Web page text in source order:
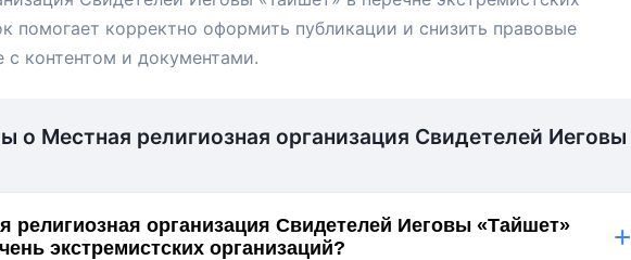
помогает корректно оформить публикации и снизить правовые
с контентом и документами.
о Местная религиозная организация Свидетелей Иеговы
религиозная организация Свидетелей Иеговы «Тайшет»
экстремистских организаций?
+